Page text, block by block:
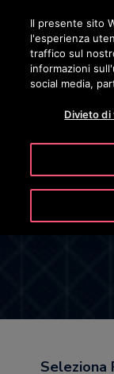
Premere Invio
PER I
Seleziona
Il presente sito
l'esperienza
traffico sul
informazioni
social media,
Divieto